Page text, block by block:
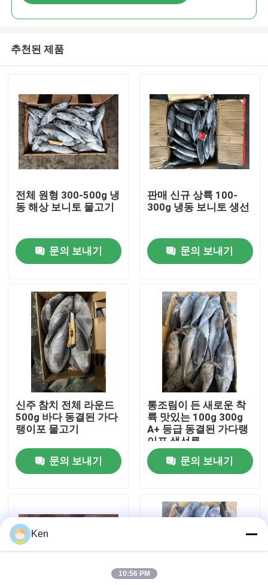
홈
비디오
회사 소개
공장 견학
품질 관리
문의하기
사건
인용 을 요청 하십시오
추천된 제품
전체 원형 300-500g 냉
동 해상 보니토 물고기
문의 보내기
판매 신규 상륙 100-
300g 냉동 보니토 생선
문의 보내기
신주 참치 전체 라운드
500g 바다 동결된 가다
랭이포 물고기
문의 보내기
통조림이 든 새로운 착
륙 맛있는 100g 300g
A+ 등급 동결된 가다랭
이포 생선류
문의 보내기
Ken
10:56 PM